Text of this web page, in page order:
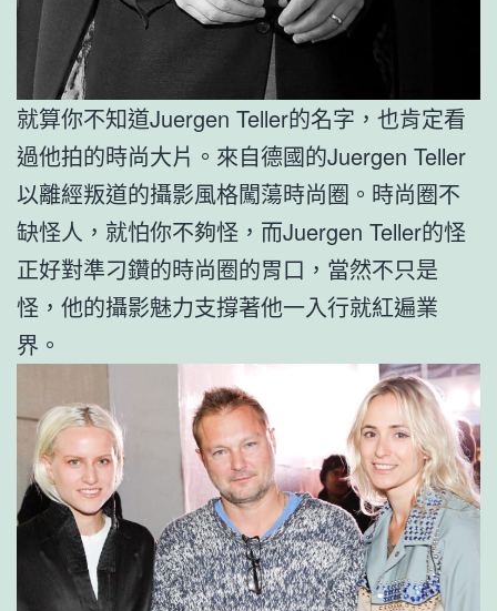
就算你不知道Juergen Teller的名字，也肯定看
過他拍的時尚大片。來自德國的Juergen Teller
以離經叛道的攝影風格闖蕩時尚圈。時尚圈不
缺怪人，就怕你不夠怪，而Juergen Teller的怪
正好對準刁鑽的時尚圈的胃口，當然不只是
怪，他的攝影魅力支撐著他一入行就紅遍業
界。